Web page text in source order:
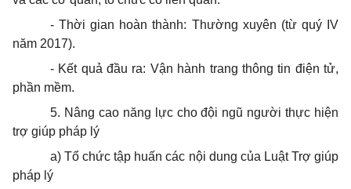
- Thời gian hoàn thành: Thường xuyên (từ quý IV
năm 2017).
- Kết quả đầu ra: Vận hành trang thông tin điện tử,
phần mềm.
5. Nâng cao năng lực cho đội ngũ người thực hiện
trợ giúp pháp lý
a) Tổ chức tập huấn các nội dung của Luật Trợ giúp
pháp lý